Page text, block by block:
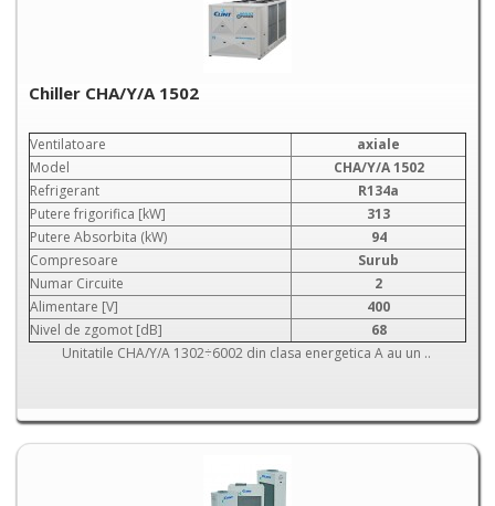
Chiller CHA/Y/A 1502
Ventilatoare
axiale
Model
CHA/Y/A 1502
Refrigerant
R134a
Putere frigorifica [kW]
313
Putere Absorbita (kW)
94
Compresoare
Surub
Numar Circuite
2
Alimentare [V]
400
Nivel de zgomot [dB]
68
Unitatile CHA/Y/A 1302÷6002 din clasa energetica A au un ..